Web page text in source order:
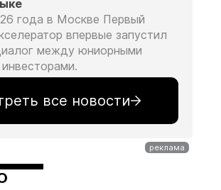
года в Москве Первый
впервые запустил
между юниорными
все новости